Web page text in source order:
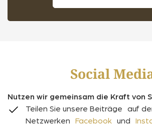
Social
Nutzen wir gemeinsam die Kraft von
Teilen Sie unsere Beiträge auf
Netzwerken Facebook und